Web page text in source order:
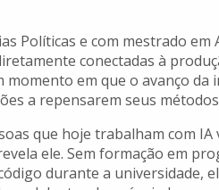
Políticas e com mestrado
conectadas à
momento em que o avanço
a repensarem seus
que hoje trabalham com
ele. Sem formação em
durante a universidade,